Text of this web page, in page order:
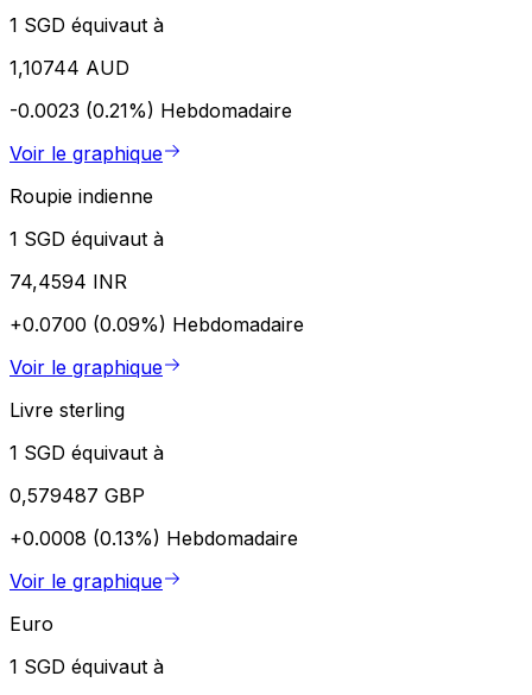
1 SGD équivaut à
1,10744 AUD
-0.0023 (0.21%) Hebdomadaire
Voir le graphique
Roupie indienne
1 SGD équivaut à
74,4594 INR
+0.0700 (0.09%) Hebdomadaire
Voir le graphique
Livre sterling
1 SGD équivaut à
0,579487 GBP
+0.0008 (0.13%) Hebdomadaire
Voir le graphique
Euro
1 SGD équivaut à